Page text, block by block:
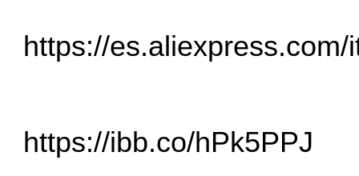
https://
https://ibb.co/hPk5PPJ